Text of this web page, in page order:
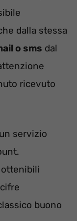
dalla stessa
o sms dal
ricevuto
servizio
ottenibili
buono